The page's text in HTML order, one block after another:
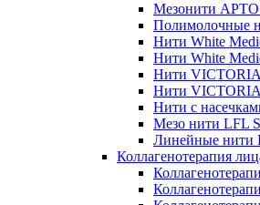
Мезонити
Полимолочные
Нити White
Нити White
Нити
Нити
Нити с
Мезо нити LFL
Линейные нити
Коллагенотерапия